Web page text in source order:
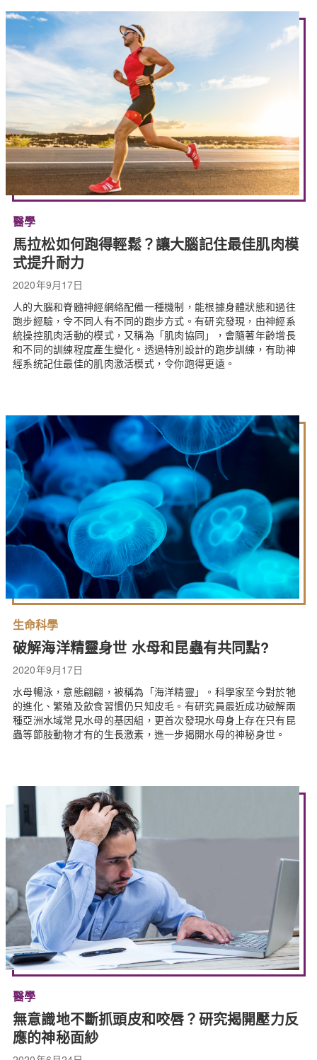
醫學
馬拉松如何跑得輕鬆？讓大腦記住最佳肌肉模
式提升耐力
2020年9月17日
人的大腦和脊髓神經網絡配備一種機制，能根據身體狀態和過往
跑步經驗，令不同人有不同的跑步方式。有研究發現，由神經系
統操控肌肉活動的模式，又稱為「肌肉協同」，會隨著年齡增長
和不同的訓練程度產生變化。透過特別設計的跑步訓練，有助神
經系统記住最佳的肌肉激活模式，令你跑得更遠。
生命科學
破解海洋精靈身世 水母和昆蟲有共同點?
2020年9月17日
水母暢泳，意態翩翩，被稱為「海洋精靈」。科學家至今對於牠
的進化、繁殖及飲食習慣仍只知皮毛。有研究員最近成功破解兩
種亞洲水域常見水母的基因組，更首次發現水母身上存在只有昆
蟲等節肢動物才有的生長激素，進一步揭開水母的神秘身世。
醫學
無意識地不斷抓頭皮和咬唇？研究揭開壓力反
應的神秘面紗